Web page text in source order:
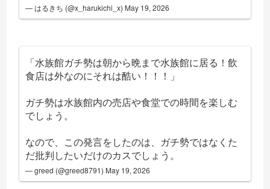
— はるきち (@x_harukichi_x) May 19, 2026
「水族館ガチ勢は朝から晩まで水族館に居る！飲
食店は外なのにそれは酷い！！！」
ガチ勢は水族館内の売店や食堂での時間を楽しむ
でしょう。
なので、この発言をしたのは、ガチ勢ではなくた
だ批判したいだけのカスでしょう。
— greed (@greed8791) May 19, 2026